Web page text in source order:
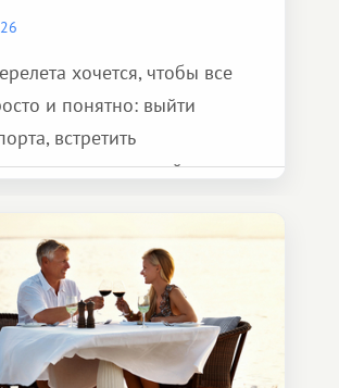
хочется, чтобы все
и понятно: выйти
встретить
транспортной
доехать до курорта.